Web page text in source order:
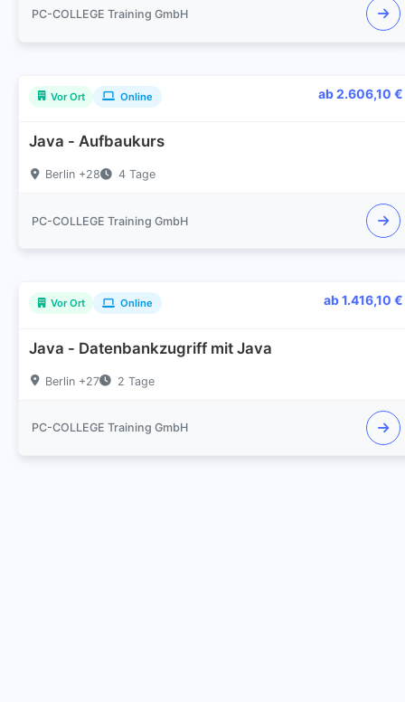
PC-COLLEGE Training GmbH
Vor Ort Online ab 2.606,10 €
Java - Aufbaukurs
Berlin +28 4 Tage
PC-COLLEGE Training GmbH
Vor Ort Online ab 1.416,10 €
Java - Datenbankzugriff mit Java
Berlin +27 2 Tage
PC-COLLEGE Training GmbH